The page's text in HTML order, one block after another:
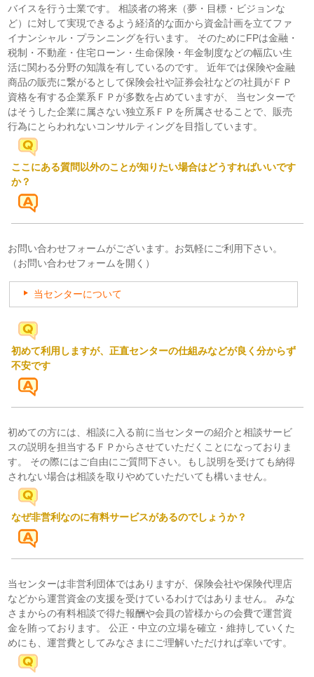
バイスを行う士業です。 相談者の将来（夢・目標・ビジョンな
ど）に対して実現できるよう経済的な面から資金計画を立てファ
イナンシャル・プランニングを行います。 そのためにFPは金融・
税制・不動産・住宅ローン・生命保険・年金制度などの幅広い生
活に関わる分野の知識を有しているのです。 近年では保険や金融
商品の販売に繋がるとして保険会社や証券会社などの社員がＦＰ
資格を有する企業系ＦＰが多数を占めていますが、 当センターで
はそうした企業に属さない独立系ＦＰを所属させることで、販売
行為にとらわれないコンサルティングを目指しています。
ここにある質問以外のことが知りたい場合はどうすればいいです
か？
お問い合わせフォームがございます。お気軽にご利用下さい。
（お問い合わせフォームを開く）
当センターについて
初めて利用しますが、正直センターの仕組みなどが良く分からず
不安です
初めての方には、相談に入る前に当センターの紹介と相談サービ
スの説明を担当するＦＰからさせていただくことになっておりま
す。 その際にはご自由にご質問下さい。もし説明を受けても納得
されない場合は相談を取りやめていただいても構いません。
なぜ非営利なのに有料サービスがあるのでしょうか？
当センターは非営利団体ではありますが、保険会社や保険代理店
などから運営資金の支援を受けているわけではありません。 みな
さまからの有料相談で得た報酬や会員の皆様からの会費で運営資
金を賄っております。 公正・中立の立場を確立・維持していくた
めにも、運営費としてみなさまにご理解いただければ幸いです。